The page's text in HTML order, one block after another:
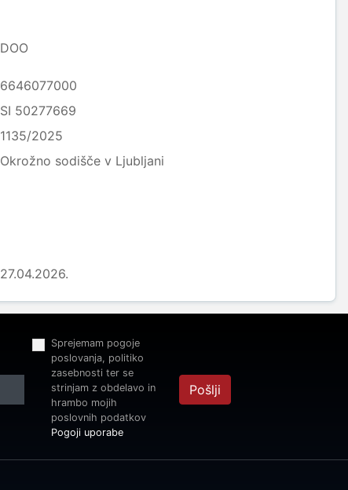
DOO
6646077000
SI 50277669
1135/2025
Okrožno sodišče v Ljubljani
27.04.2026.
Sprejemam pogoje
poslovanja, politiko
zasebnosti ter se
strinjam z obdelavo in
hrambo mojih
poslovnih podatkov
Pogoji uporabe
Pošlji